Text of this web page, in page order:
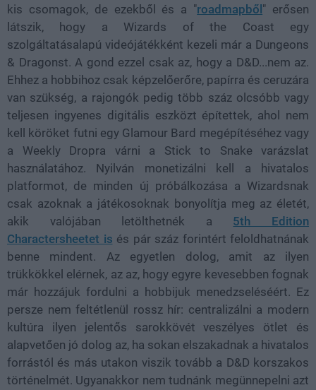
kis csomagok, de ezekből és a "roadmapből " erősen
látszik, hogy a Wizards of the Coast egy
szolgáltatásalapú videójátékként kezeli már a Dungeons
& Dragonst. A gond ezzel csak az, hogy a D&D...nem az.
Ehhez a hobbihoz csak képzelőerőre, papírra és ceruzára
van szükség, a rajongók pedig több száz olcsóbb vagy
teljesen ingyenes digitális eszközt építettek, ahol nem
kell köröket futni egy Glamour Bard megépítéséhez vagy
a Weekly Dropra várni a Stick to Snake varázslat
használatához. Nyilván monetizálni kell a hivatalos
platformot, de minden új próbálkozása a Wizardsnak
csak azoknak a játékosoknak bonyolítja meg az életét,
akik valójában letölthetnék a 5th Edition
Charactersheetet is és pár száz forintért feloldhatnának
benne mindent. Az egyetlen dolog, amit az ilyen
trükkökkel elérnek, az az, hogy egyre kevesebben fognak
már hozzájuk fordulni a hobbijuk menedzseléséért. Ez
persze nem feltétlenül rossz hír: centralizálni a modern
kultúra ilyen jelentős sarokkövét veszélyes ötlet és
alapvetően jó dolog az, ha sokan elszakadnak a hivatalos
forrástól és más utakon viszik tovább a D&D korszakos
történelmét. Ugyanakkor nem tudnánk megünnepelni azt